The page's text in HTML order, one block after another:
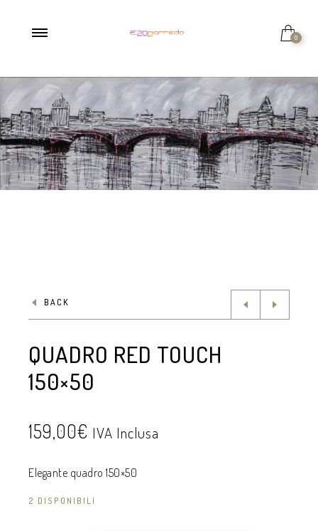
0
BACK
QUADRO RED TOUCH
150×50
159,00€ IVA Inclusa
Elegante quadro 150×50
2 DISPONIBILI